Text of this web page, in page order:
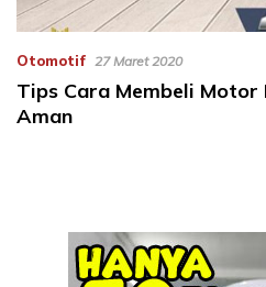
Otomotif 27 Maret 2020
Tips Cara Membeli Motor
Aman